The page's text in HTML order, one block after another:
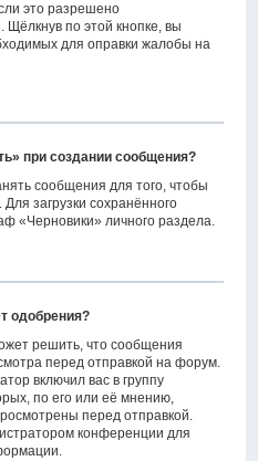
это разрешено
по этой кнопке, вы
для оправки жалобы на
при создании сообщения?
сообщения для того, чтобы
загрузки сохранённого
«Черновики» личного раздела.
одобрения?
решить, что сообщения
перед отправкой на форум.
включил вас в группу
по его или её мнению,
перед отправкой.
конференции для